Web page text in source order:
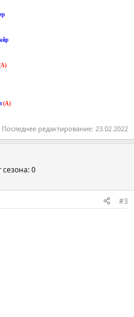
(A)
Последнее редактирование: 23.02.2022
сезона: 0
#3